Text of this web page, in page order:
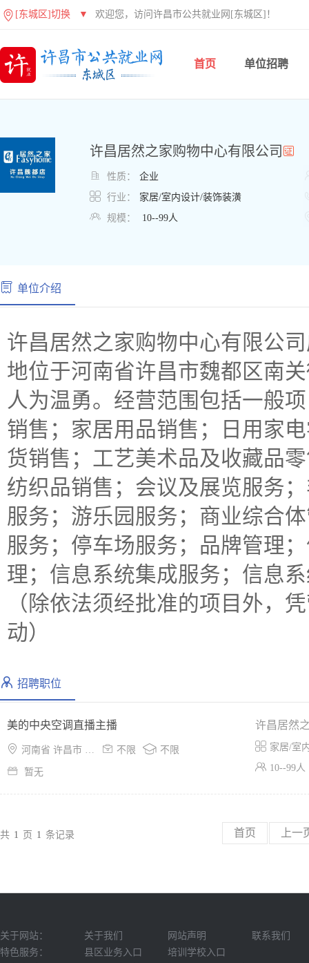
[东城区]切换 ▼ 欢迎您，访问许昌市公共就业网[东城区]！
首页 单位招聘
许昌居然之家购物中心有限公司
 性质： 企业
 行业： 家居/室内设计/装饰装潢
 规模： 10--99人
单位介绍
许昌居然之家购物中心有限公
地位于河南省许昌市魏都区南
人为温勇。经营范围包括一般
销售；家居用品销售；日用家
货销售；工艺美术品及收藏品
纺织品销售；会议及展览服务
服务；游乐园服务；商业综合
服务；停车场服务；品牌管理
理；信息系统集成服务；信息
（除依法须经批准的项目外，
动）
招聘职位
美的中央空调直播主播
 河南省 许昌市 魏都区  不限  不限
 暂无
许昌居然
 家居/室
 10--99人
共 1 页 1 条记录 首页 上一
关于网站： 关于我们 网站声明
联系我们
特色服务：
县区业务入口
培训学校入口